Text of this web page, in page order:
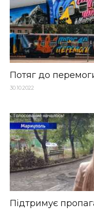
Потяг до
30.10.2022
​Підтримує